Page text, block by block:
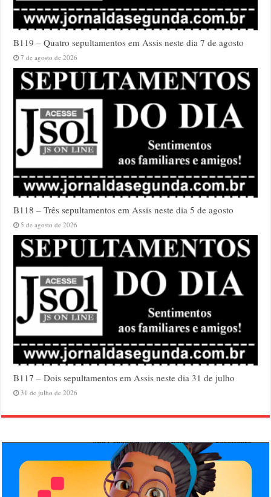
B119 – Quatro sepultamentos em Assis neste dia 7 de agosto
7 de agosto de 2026
B118 – Três sepultamentos em Assis neste dia 5 de agosto
5 de agosto de 2026
B117 – Dois sepultamentos em Assis neste dia 31 de julho
31 de julho de 2026